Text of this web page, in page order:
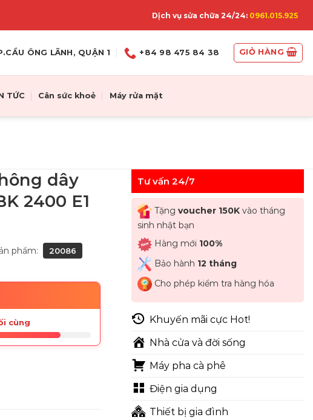
Dịch vụ sửa chữa 24/24: 0961.015.925
ÔNG LÃNH, QUẬN 1 +84 98 475 84 38 GIỎ HÀNG
TỨC Cân sức khoẻ Máy rửa mặt
dây
2400 E1
phẩm: 20086
cùng
Tư vấn 24/7
Tặng voucher 150Kvào tháng
sinh nhật bạn
Hàng mới 100%
Bảo hành 12 tháng
Cho phép kiểm tra hàng hóa
Khuyến mãi cực Hot!
Nhà cửa và đời sống
Máy pha cà phê
Điện gia dụng
Thiết bị gia đình